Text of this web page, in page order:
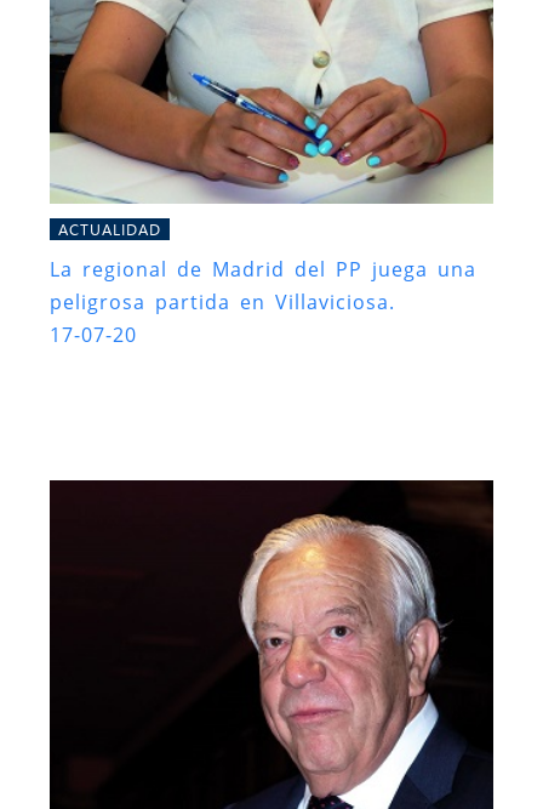
ACTUALIDAD
La regional de Madrid del PP juega una
peligrosa partida en Villaviciosa.
17-07-20